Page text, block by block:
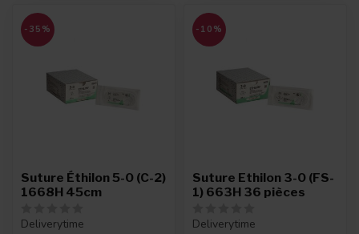
-35%
Suture Éthilon 5-0 (C-2)
1668H 45cm
Deliverytime
-10%
Suture Ethilon 3-0 (FS-
1) 663H 36 pièces
Deliverytime